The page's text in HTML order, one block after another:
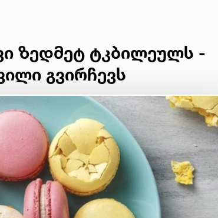
ზედმეტ ტკბილეულს -
გვირჩევს